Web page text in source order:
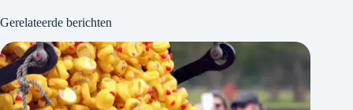
Gerelateerde berichten